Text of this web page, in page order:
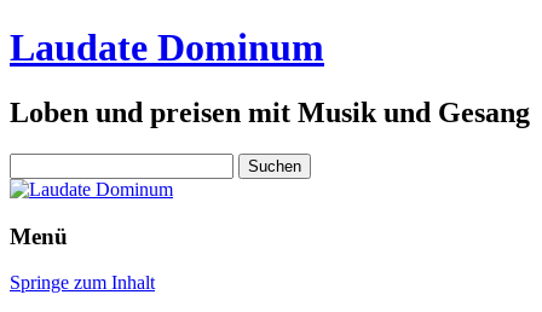
Laudate Dominum
Loben und preisen mit Musik und Gesang
nach:
Menü
Springe zum Inhalt